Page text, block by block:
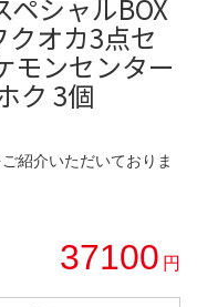
シャルBOX
オカ3点セ
モンセンター
ク 3個
紹介いただいておりま
37100 円